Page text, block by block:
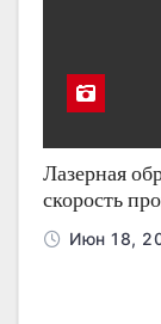
Лазерная
скорость
Июн 18,